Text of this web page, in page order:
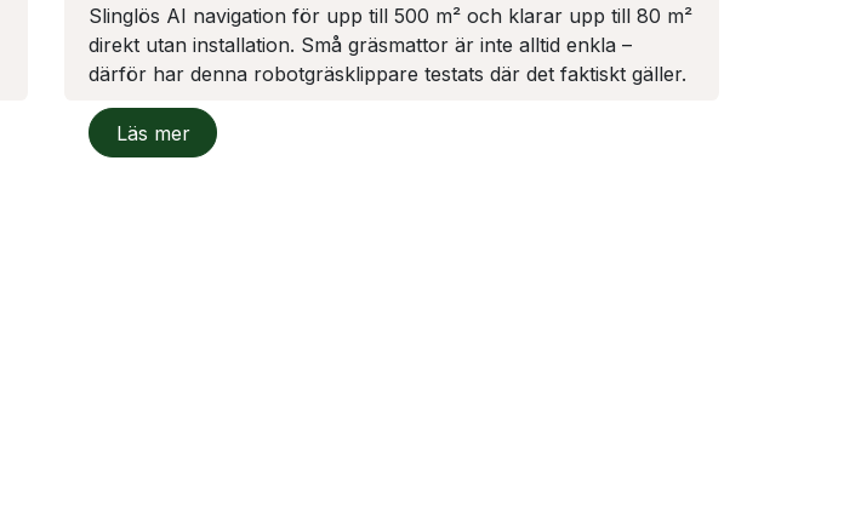
Slinglös AI navigation för upp till 500 m² och klarar upp till 80 m²
direkt utan installation. Små gräsmattor är inte alltid enkla –
därför har denna robotgräsklippare testats där det faktiskt gäller.
​Läs mer